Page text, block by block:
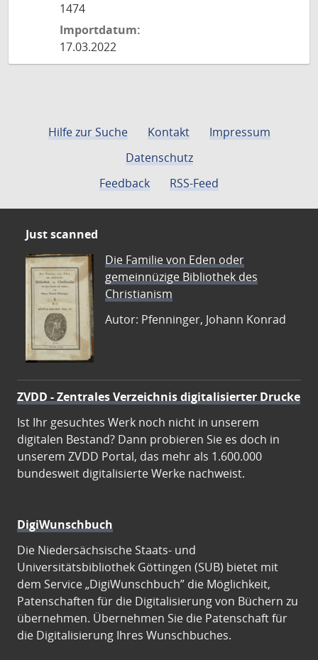
1474
Importdatum:
17.03.2022
Hilfe zur Suche Kontakt
Impressum
Datenschutz
Feedback
RSS-Feed
Just scanned
Die Familie von Eden oder
gemeinnüzige Bibliothek des
Christianism
Autor: Pfenninger, Johann Konrad
ZVDD - Zentrales Verzeichnis digitalisierter Drucke
Ist Ihr gesuchtes Werk noch nicht in unserem
digitalen Bestand? Dann probieren Sie es doch in
unserem ZVDD Portal, das mehr als 1.600.000
bundesweit digitalisierte Werke nachweist.
DigiWunschbuch
Die Niedersächsische Staats- und
Universitätsbibliothek Göttingen (SUB) bietet mit
dem Service „DigiWunschbuch” die Möglichkeit,
Patenschaften für die Digitalisierung von Büchern zu
übernehmen. Übernehmen Sie die Patenschaft für
die Digitalisierung Ihres Wunschbuches.